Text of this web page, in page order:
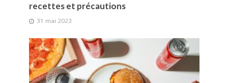
recettes et précautions
31 mai 2023